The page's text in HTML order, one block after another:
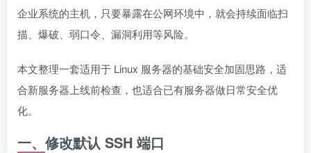
企业系统的主机，只要暴露在公网环境中，就会持续面临扫
描、爆破、弱口令、漏洞利用等风险。
本文整理一套适用于 Linux 服务器的基础安全加固思路，适
合新服务器上线前检查，也适合已有服务器做日常安全优
化。
一、修改默认 SSH 端口